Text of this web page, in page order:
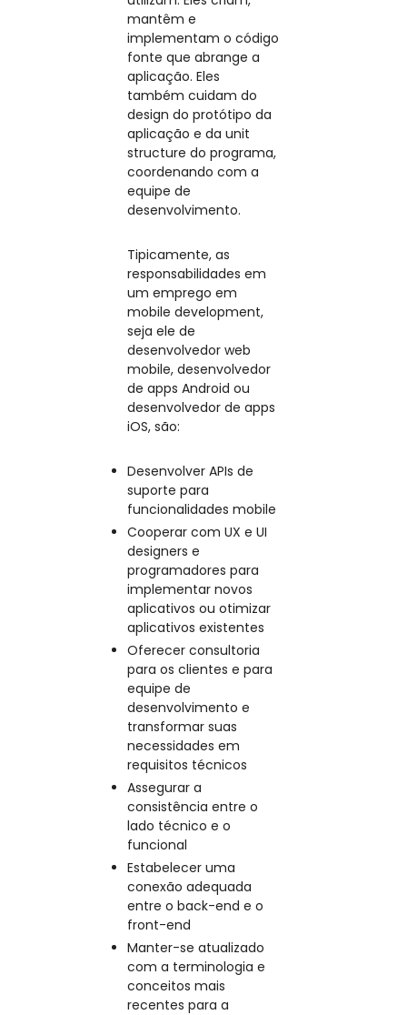
mantêm e
implementam o código
fonte que abrange a
aplicação. Eles
também cuidam do
design do protótipo da
aplicação e da unit
structure do programa,
coordenando com a
equipe de
desenvolvimento.
Tipicamente, as
responsabilidades em
um emprego em
mobile development,
seja ele de
desenvolvedor web
mobile, desenvolvedor
de apps Android ou
desenvolvedor de apps
iOS, são:
Desenvolver APIs de
suporte para
funcionalidades mobile
Cooperar com UX e UI
designers e
programadores para
implementar novos
aplicativos ou otimizar
aplicativos existentes
Oferecer consultoria
para os clientes e para
equipe de
desenvolvimento e
transformar suas
necessidades em
requisitos técnicos
Assegurar a
consistência entre o
lado técnico e o
funcional
Estabelecer uma
conexão adequada
entre o back-end e o
front-end
Manter-se atualizado
com a terminologia e
conceitos mais
recentes para a